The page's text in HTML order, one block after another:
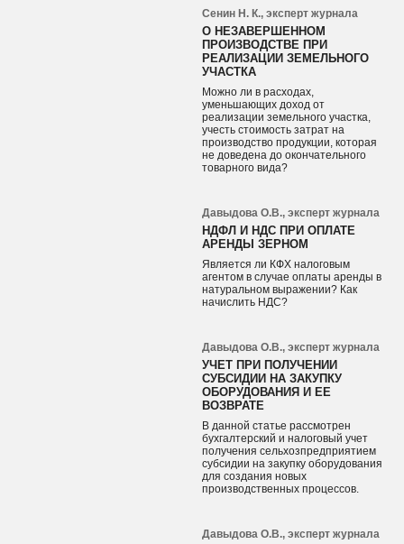
Сенин Н. К., эксперт журнала
О НЕЗАВЕРШЕННОМ
ПРОИЗВОДСТВЕ ПРИ
РЕАЛИЗАЦИИ ЗЕМЕЛЬНОГО
УЧАСТКА
Можно ли в расходах,
уменьшающих доход от
реализации земельного участка,
учесть стоимость затрат на
производство продукции, которая
не доведена до окончательного
товарного вида?
Давыдова О.В., эксперт журнала
НДФЛ И НДС ПРИ ОПЛАТЕ
АРЕНДЫ ЗЕРНОМ
Является ли КФХ налоговым
агентом в случае оплаты аренды в
натуральном выражении? Как
начислить НДС?
Давыдова О.В., эксперт журнала
УЧЕТ ПРИ ПОЛУЧЕНИИ
СУБСИДИИ НА ЗАКУПКУ
ОБОРУДОВАНИЯ И ЕЕ
ВОЗВРАТЕ
В данной статье рассмотрен
бухгалтерский и налоговый учет
получения сельхозпредприятием
субсидии на закупку оборудования
для создания новых
производственных процессов.
Давыдова О.В., эксперт журнала